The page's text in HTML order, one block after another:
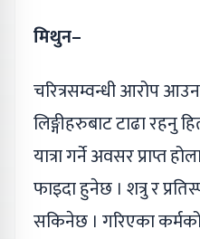
मिथुन–
चरित्रसम्वन्धी आरोप
लिङ्गीहरुबाट टाढा रहनु
यात्रा गर्ने अवसर प्राप्त
फाइदा हुनेछ । शत्रु र
सकिनेछ । गरिएका